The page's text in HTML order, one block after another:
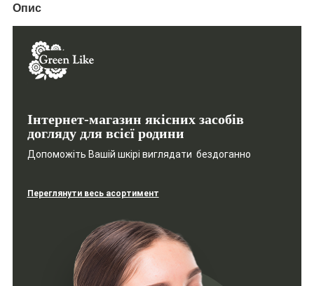
Опис
Інтернет-магазин якісних засобів
догляду для всієї родини
Допоможіть Вашій шкірі виглядати бездоганно
Переглянути весь асортимент